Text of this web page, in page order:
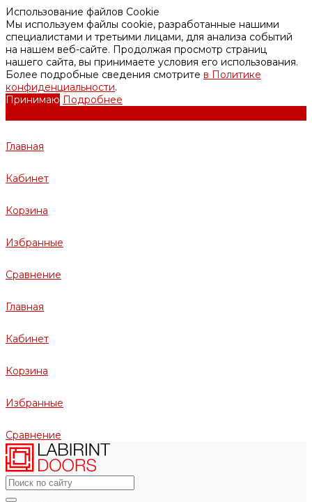
Использование файлов Cookie
Мы используем файлы cookie, разработанные нашими
специалистами и третьими лицами, для анализа событий
на нашем веб-сайте. Продолжая просмотр страниц
нашего сайта, вы принимаете условия его использования.
Более подробные сведения смотрите в Политике
конфиденциальности.
Принимаю Подробнее
Главная
Кабинет
Корзина
Избранные
Сравнение
Главная
Кабинет
Корзина
Избранные
Сравнение